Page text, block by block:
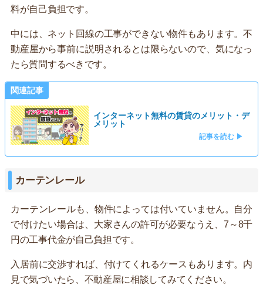
料が自己負担です。
中には、ネット回線の工事ができない物件もあります。不
動産屋から事前に説明されるとは限らないので、気になっ
たら質問するべきです。
関連記事
インターネット無料の賃貸のメリット・デ
メリット
記事を読む ▶
カーテンレール
カーテンレールも、物件によっては付いていません。自分
で付けたい場合は、大家さんの許可が必要なうえ、7～8千
円の工事代金が自己負担です。
入居前に交渉すれば、付けてくれるケースもあります。内
見で気づいたら、不動産屋に相談してみてください。